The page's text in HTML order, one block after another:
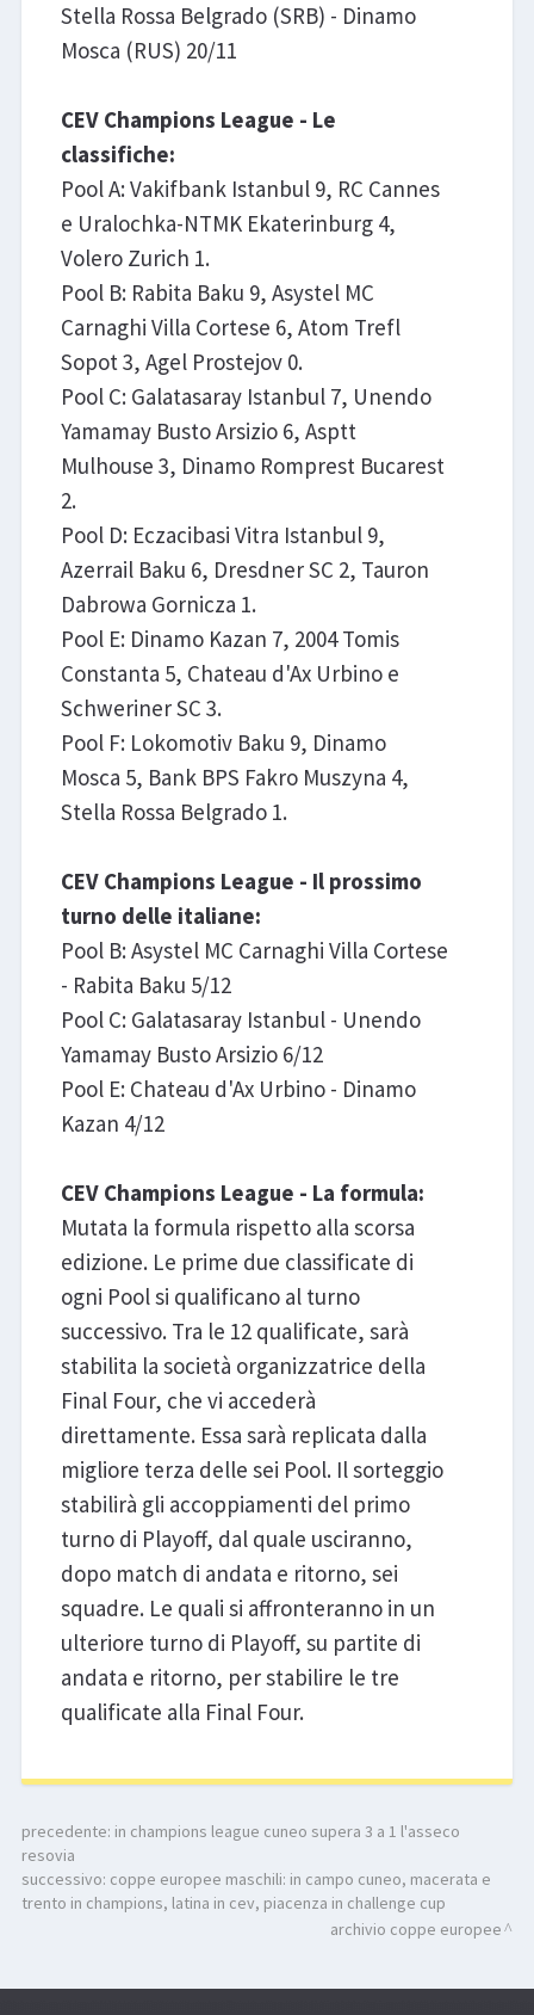
Stella Rossa Belgrado (SRB) - Dinamo
Mosca (RUS) 20/11
CEV Champions League - Le
classifiche:
Pool A: Vakifbank Istanbul 9, RC Cannes
e Uralochka-NTMK Ekaterinburg 4,
Volero Zurich 1.
Pool B: Rabita Baku 9, Asystel MC
Carnaghi Villa Cortese 6, Atom Trefl
Sopot 3, Agel Prostejov 0.
Pool C: Galatasaray Istanbul 7, Unendo
Yamamay Busto Arsizio 6, Asptt
Mulhouse 3, Dinamo Romprest Bucarest
2.
Pool D: Eczacibasi Vitra Istanbul 9,
Azerrail Baku 6, Dresdner SC 2, Tauron
Dabrowa Gornicza 1.
Pool E: Dinamo Kazan 7, 2004 Tomis
Constanta 5, Chateau d'Ax Urbino e
Schweriner SC 3.
Pool F: Lokomotiv Baku 9, Dinamo
Mosca 5, Bank BPS Fakro Muszyna 4,
Stella Rossa Belgrado 1.
CEV Champions League - Il prossimo
turno delle italiane:
Pool B: Asystel MC Carnaghi Villa Cortese
- Rabita Baku 5/12
Pool C: Galatasaray Istanbul - Unendo
Yamamay Busto Arsizio 6/12
Pool E: Chateau d'Ax Urbino - Dinamo
Kazan 4/12
CEV Champions League - La formula:
Mutata la formula rispetto alla scorsa
edizione. Le prime due classificate di
ogni Pool si qualificano al turno
successivo. Tra le 12 qualificate, sarà
stabilita la società organizzatrice della
Final Four, che vi accederà
direttamente. Essa sarà replicata dalla
migliore terza delle sei Pool. Il sorteggio
stabilirà gli accoppiamenti del primo
turno di Playoff, dal quale usciranno,
dopo match di andata e ritorno, sei
squadre. Le quali si affronteranno in un
ulteriore turno di Playoff, su partite di
andata e ritorno, per stabilire le tre
qualificate alla Final Four.
precedente: in champions league cuneo supera 3 a 1 l'asseco
resovia
successivo: coppe europee maschili: in campo cuneo, macerata e
trento in champions, latina in cev, piacenza in challenge cup
archivio coppe europee